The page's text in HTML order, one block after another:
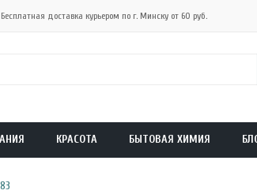
Бесплатная доставка курьером по г. Минску от 60 руб.
КРАСОТА БЫТОВАЯ ХИМИЯ